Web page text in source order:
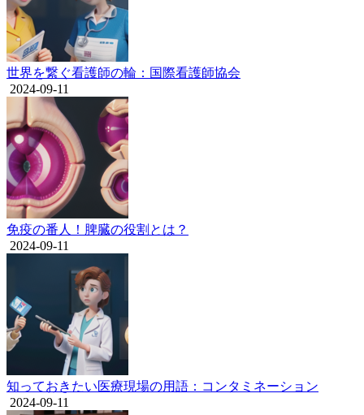
世界を繋ぐ看護師の輪：国際看護師協会
2024-09-11
免疫の番人！脾臓の役割とは？
2024-09-11
知っておきたい医療現場の用語：コンタミネーション
2024-09-11